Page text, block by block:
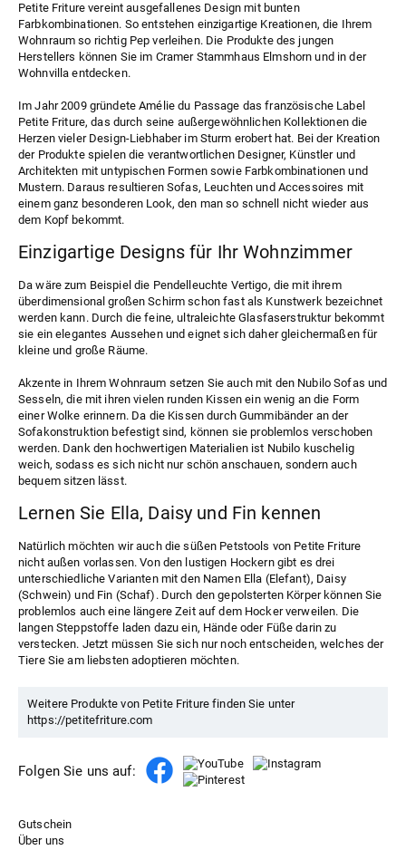
Petite Friture vereint ausgefallenes Design mit bunten
Farbkombinationen. So entstehen einzigartige Kreationen, die Ihrem
Wohnraum so richtig Pep verleihen. Die Produkte des jungen
Herstellers können Sie im Cramer Stammhaus Elmshorn und in der
Wohnvilla entdecken.
Im Jahr 2009 gründete Amélie du Passage das französische Label
Petite Friture, das durch seine außergewöhnlichen Kollektionen die
Herzen vieler Design-Liebhaber im Sturm erobert hat. Bei der Kreation
der Produkte spielen die verantwortlichen Designer, Künstler und
Architekten mit untypischen Formen sowie Farbkombinationen und
Mustern. Daraus resultieren Sofas, Leuchten und Accessoires mit
einem ganz besonderen Look, den man so schnell nicht wieder aus
dem Kopf bekommt.
Einzigartige Designs für Ihr Wohnzimmer
Da wäre zum Beispiel die Pendelleuchte Vertigo, die mit ihrem
überdimensional großen Schirm schon fast als Kunstwerk bezeichnet
werden kann. Durch die feine, ultraleichte Glasfaserstruktur bekommt
sie ein elegantes Aussehen und eignet sich daher gleichermaßen für
kleine und große Räume.
Akzente in Ihrem Wohnraum setzen Sie auch mit den Nubilo Sofas und
Sesseln, die mit ihren vielen runden Kissen ein wenig an die Form
einer Wolke erinnern. Da die Kissen durch Gummibänder an der
Sofakonstruktion befestigt sind, können sie problemlos verschoben
werden. Dank den hochwertigen Materialien ist Nubilo kuschelig
weich, sodass es sich nicht nur schön anschauen, sondern auch
bequem sitzen lässt.
Lernen Sie Ella, Daisy und Fin kennen
Natürlich möchten wir auch die süßen Petstools von Petite Friture
nicht außen vorlassen. Von den lustigen Hockern gibt es drei
unterschiedliche Varianten mit den Namen Ella (Elefant), Daisy
(Schwein) und Fin (Schaf). Durch den gepolsterten Körper können Sie
problemlos auch eine längere Zeit auf dem Hocker verweilen. Die
langen Steppstoffe laden dazu ein, Hände oder Füße darin zu
verstecken. Jetzt müssen Sie sich nur noch entscheiden, welches der
Tiere Sie am liebsten adoptieren möchten.
Weitere Produkte von Petite Friture finden Sie unter
https://petitefriture.com
Folgen Sie uns auf:
Gutschein
Über uns